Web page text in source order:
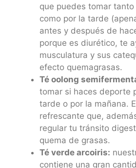
que puedes tomar
como por la tarde
antes y después de
porque es diurético, te
musculatura y sus
efecto quemagrasas.
Té oolong
tomar si haces deporte
tarde o por la mañana.
refrescante que,
regular tu tránsito
quema de grasas.
Té verde arcoiris:
contiene una gran